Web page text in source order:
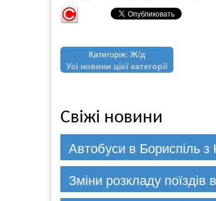
Категорія: Ж/д
Усі новини цієї категорії
Свіжі новини
Автобуси в Бориспіль з
Зміни розкладу поїздів